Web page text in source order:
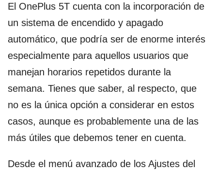
El OnePlus 5T cuenta con la incorporación de
un sistema de encendido y apagado
automático, que podría ser de enorme interés
especialmente para aquellos usuarios que
manejan horarios repetidos durante la
semana. Tienes que saber, al respecto, que
no es la única opción a considerar en estos
casos, aunque es probablemente una de las
más útiles que debemos tener en cuenta.
Desde el menú avanzado de los Ajustes del